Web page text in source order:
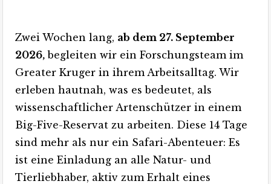
Zwei Wochen lang, ab dem 27. September
2026, begleiten wir ein Forschungsteam im
Greater Kruger in ihrem Arbeitsalltag. Wir
erleben hautnah, was es bedeutet, als
wissenschaftlicher Artenschützer in einem
Big-Five-Reservat zu arbeiten. Diese 14 Tage
sind mehr als nur ein Safari-Abenteuer: Es
ist eine Einladung an alle Natur- und
Tierliebhaber, aktiv zum Erhalt eines